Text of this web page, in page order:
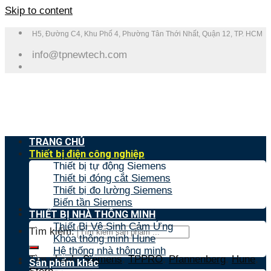
Skip to content
H5, Đường C4, Khu Phố 4, Phường Tân Thới Nhất, Quận 12, TP. HCM
info@tpnewtech.com
Tìm kiếm:
Tìm nhanh:Siemens,TPPRO,Pfannenberg,Hune,
TRANG CHỦ
Thiết bị điện công nghiệp
Thiết bị tự động Siemens
Thiết bị đóng cắt Siemens
Thiết bị đo lường Siemens
Biến tần Siemens
THIẾT BỊ NHÀ THÔNG MINH
Thiết Bị Vệ Sinh Cảm Ứng
Khóa thông minh Hune
Hệ thống nhà thông minh
Sản phẩm khác